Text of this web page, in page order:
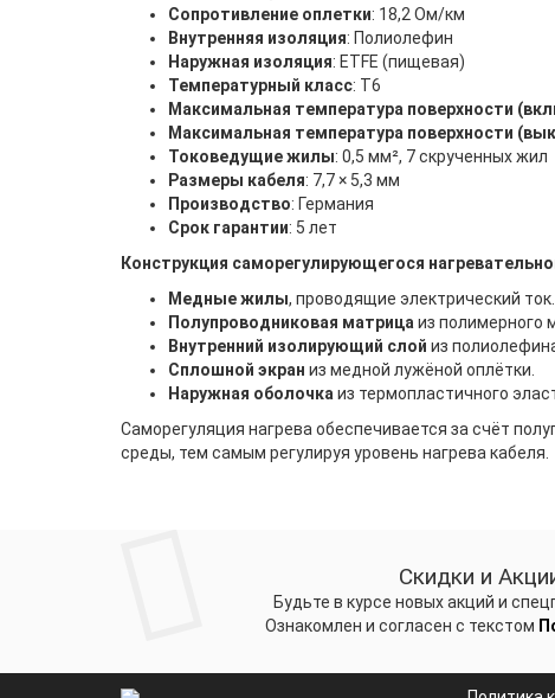
Сопротивление оплетки: 18,2 Ом/км
Внутренняя изоляция: Полиолефин
Наружная изоляция: ETFE (пищевая)
Температурный класс: T6
Максимальная температура поверхности
Максимальная температура поверхности
Токоведущие жилы: 0,5 мм², 7 скрученных жил
Размеры кабеля: 7,7 × 5,3 мм
Производство: Германия
Срок гарантии: 5 лет
Конструкция саморегулирующегося
Медные жилы, проводящие электрический ток.
Полупроводниковая матрица из полимерного
Внутренний изолирующий слой из
Сплошной экран из медной лужёной оплётки.
Наружная оболочка из термопластичного
Саморегуляция нагрева обеспечивается за счёт
среды, тем самым регулируя уровень нагрева кабеля.
Скидки и
Будьте в курсе новых акций и
Ознакомлен и согласен с текстом